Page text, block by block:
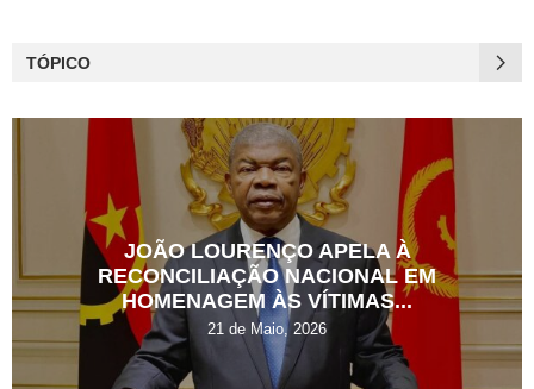
TÓPICO
JOÃO LOURENÇO APELA À
RECONCILIAÇÃO NACIONAL EM
HOMENAGEM ÀS VÍTIMAS...
21 de Maio, 2026